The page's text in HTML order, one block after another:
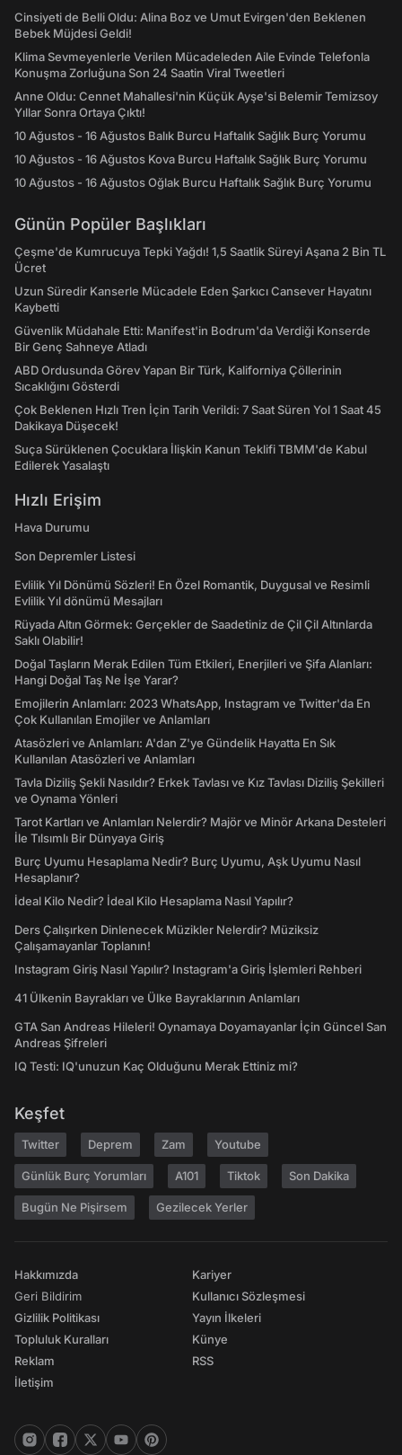
Cinsiyeti de Belli Oldu: Alina Boz ve Umut Evirgen'den Beklenen
Bebek Müjdesi Geldi!
Klima Sevmeyenlerle Verilen Mücadeleden Aile Evinde Telefonla
Konuşma Zorluğuna Son 24 Saatin Viral Tweetleri
Anne Oldu: Cennet Mahallesi'nin Küçük Ayşe'si Belemir Temizsoy
Yıllar Sonra Ortaya Çıktı!
10 Ağustos - 16 Ağustos Balık Burcu Haftalık Sağlık Burç Yorumu
10 Ağustos - 16 Ağustos Kova Burcu Haftalık Sağlık Burç Yorumu
10 Ağustos - 16 Ağustos Oğlak Burcu Haftalık Sağlık Burç Yorumu
Günün Popüler Başlıkları
Çeşme'de Kumrucuya Tepki Yağdı! 1,5 Saatlik Süreyi Aşana 2 Bin TL
Ücret
Uzun Süredir Kanserle Mücadele Eden Şarkıcı Cansever Hayatını
Kaybetti
Güvenlik Müdahale Etti: Manifest'in Bodrum'da Verdiği Konserde
Bir Genç Sahneye Atladı
ABD Ordusunda Görev Yapan Bir Türk, Kaliforniya Çöllerinin
Sıcaklığını Gösterdi
Çok Beklenen Hızlı Tren İçin Tarih Verildi: 7 Saat Süren Yol 1 Saat 45
Dakikaya Düşecek!
Suça Sürüklenen Çocuklara İlişkin Kanun Teklifi TBMM'de Kabul
Edilerek Yasalaştı
Hızlı Erişim
Hava Durumu
Son Depremler Listesi
Evlilik Yıl Dönümü Sözleri! En Özel Romantik, Duygusal ve Resimli
Evlilik Yıl dönümü Mesajları
Rüyada Altın Görmek: Gerçekler de Saadetiniz de Çil Çil Altınlarda
Saklı Olabilir!
Doğal Taşların Merak Edilen Tüm Etkileri, Enerjileri ve Şifa Alanları:
Hangi Doğal Taş Ne İşe Yarar?
Emojilerin Anlamları: 2023 WhatsApp, Instagram ve Twitter'da En
Çok Kullanılan Emojiler ve Anlamları
Atasözleri ve Anlamları: A'dan Z'ye Gündelik Hayatta En Sık
Kullanılan Atasözleri ve Anlamları
Tavla Diziliş Şekli Nasıldır? Erkek Tavlası ve Kız Tavlası Diziliş Şekilleri
ve Oynama Yönleri
Tarot Kartları ve Anlamları Nelerdir? Majör ve Minör Arkana Desteleri
İle Tılsımlı Bir Dünyaya Giriş
Burç Uyumu Hesaplama Nedir? Burç Uyumu, Aşk Uyumu Nasıl
Hesaplanır?
İdeal Kilo Nedir? İdeal Kilo Hesaplama Nasıl Yapılır?
Ders Çalışırken Dinlenecek Müzikler Nelerdir? Müziksiz
Çalışamayanlar Toplanın!
Instagram Giriş Nasıl Yapılır? Instagram'a Giriş İşlemleri Rehberi
41 Ülkenin Bayrakları ve Ülke Bayraklarının Anlamları
GTA San Andreas Hileleri! Oynamaya Doyamayanlar İçin Güncel San
Andreas Şifreleri
IQ Testi: IQ'unuzun Kaç Olduğunu Merak Ettiniz mi?
Keşfet
Twitter Deprem Zam Youtube
Günlük Burç Yorumları A101 Tiktok Son Dakika
Bugün Ne Pişirsem Gezilecek Yerler
Hakkımızda
Geri Bildirim
Gizlilik Politikası
Topluluk Kuralları
Reklam
İletişim
Kariyer
Kullanıcı Sözleşmesi
Yayın İlkeleri
Künye
RSS